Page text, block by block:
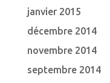
janvier 2015
décembre 2014
novembre 2014
septembre 2014